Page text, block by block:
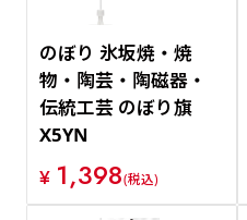
のぼり 氷坂焼・焼
物・陶芸・陶磁器・
伝統工芸 のぼり旗
X5YN
¥ 1,398(税込)